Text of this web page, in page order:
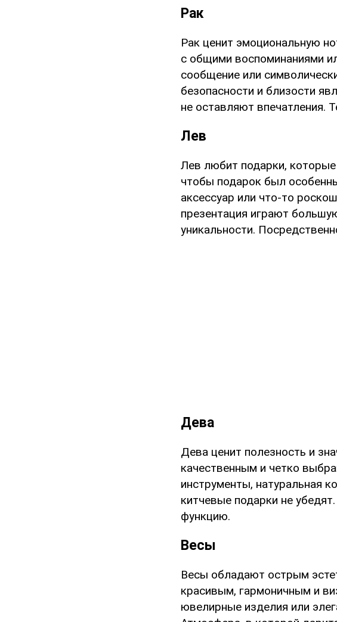
Рак
Рак ценит эмоциональную
с общими воспоминаниями
сообщение или
безопасности и близости
не оставляют впечатления.
Лев
Лев любит подарки,
чтобы подарок был
аксессуар или что-то
презентация играют
уникальности.
Дева
Дева ценит полезность и
качественным и четко
инструменты, натуральная
китчевые подарки не
функцию.
Весы
Весы обладают острым
красивым, гармоничным и
ювелирные изделия или